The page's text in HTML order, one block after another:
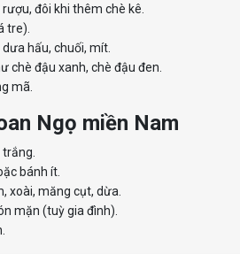
đôi khi thêm chè kê.
tre).
hấu, chuối, mít.
chè đậu xanh, chè đậu đen.
mã.
Ngọ miền Nam
bánh ít.
xoài, măng cụt, dừa.
mặn (tuỳ gia đình).